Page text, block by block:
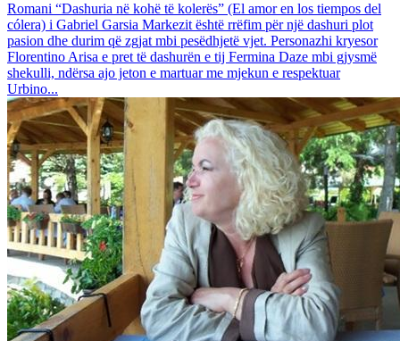
Romani “Dashuria në kohë të kolerës” (El amor en los tiempos del
cólera) i Gabriel Garsia Markezit është rrëfim për një dashuri plot
pasion dhe durim që zgjat mbi pesëdhjetë vjet. Personazhi kryesor
Florentino Arisa e pret të dashurën e tij Fermina Daze mbi gjysmë
shekulli, ndërsa ajo jeton e martuar me mjekun e respektuar
Urbino...